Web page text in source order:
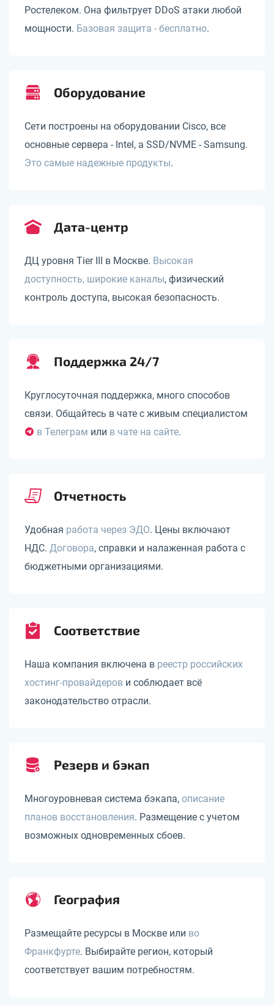
Ростелеком. Она фильтрует DDoS атаки любой
мощности. Базовая защита - бесплатно.
Оборудование
Сети построены на оборудовании Cisco, все
основные сервера - Intel, а SSD/NVME - Samsung.
Это самые надежные продукты.
Дата-центр
ДЦ уровня Tier III в Москве. Высокая
доступность, широкие каналы, физический
контроль доступа, высокая безопасность.
Поддержка 24/7
Круглосуточная поддержка, много способов
связи. Общайтесь в чате с живым специалистом
в Телеграм или в чате на сайте.
Отчетность
Удобная работа через ЭДО. Цены включают
НДС. Договора, справки и налаженная работа с
бюджетными организациями.
Соответствие
Наша компания включена в реестр российских
хостинг-провайдеров и соблюдает всё
законодательство отрасли.
Резерв и бэкап
Многоуровневая система бэкапа, описание
планов восстановления. Размещение с учетом
возможных одновременных сбоев.
География
Размещайте ресурсы в Москве или во
Франкфурте. Выбирайте регион, который
соответствует вашим потребностям.